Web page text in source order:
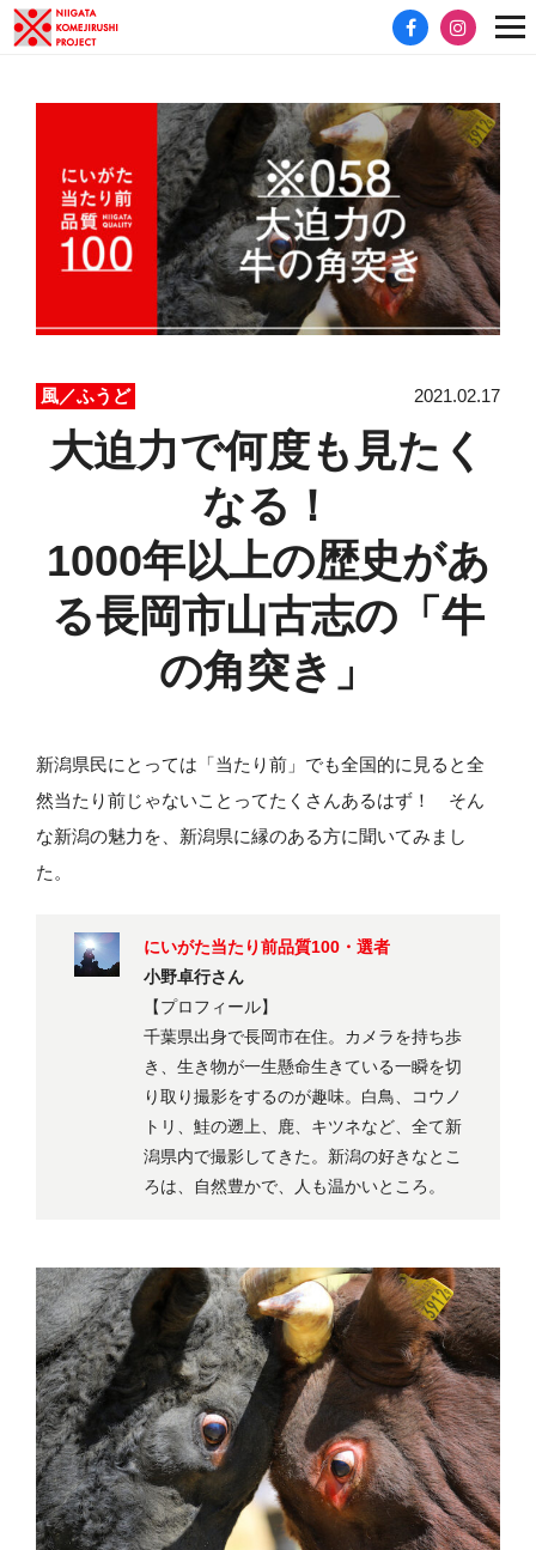
風／ふうど 2021.02.17
大迫力で何度も見たく
なる！
1000年以上の歴史があ
る長岡市山古志の「牛
の角突き」
新潟県民にとっては「当たり前」でも全国的に見ると全
然当たり前じゃないことってたくさんあるはず！ そん
な新潟の魅力を、新潟県に縁のある方に聞いてみまし
た。
にいがた当たり前品質100・選者
小野卓行さん
【プロフィール】
千葉県出身で長岡市在住。カメラを持ち歩
き、生き物が一生懸命生きている一瞬を切
り取り撮影をするのが趣味。白鳥、コウノ
トリ、鮭の遡上、鹿、キツネなど、全て新
潟県内で撮影してきた。新潟の好きなとこ
ろは、自然豊かで、人も温かいところ。